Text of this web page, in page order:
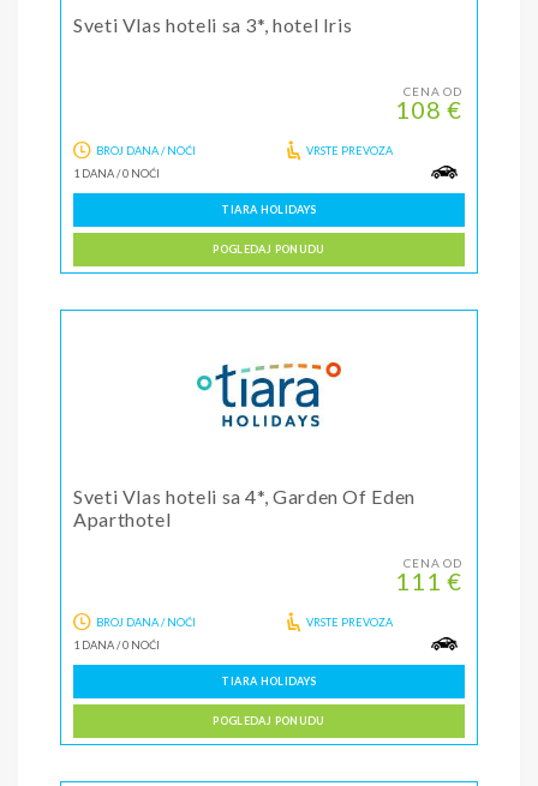
Sveti Vlas hoteli sa 3*, hotel Iris
CENA OD
108 €
BROJ DANA / NOĆI
1 DANA/0 NOĆI
VRSTE PREVOZA
TIARA HOLIDAYS
POGLEDAJ PONUDU
Sveti Vlas hoteli sa 4*, Garden Of Eden
Aparthotel
CENA OD
111 €
BROJ DANA / NOĆI
1 DANA/0 NOĆI
VRSTE PREVOZA
TIARA HOLIDAYS
POGLEDAJ PONUDU